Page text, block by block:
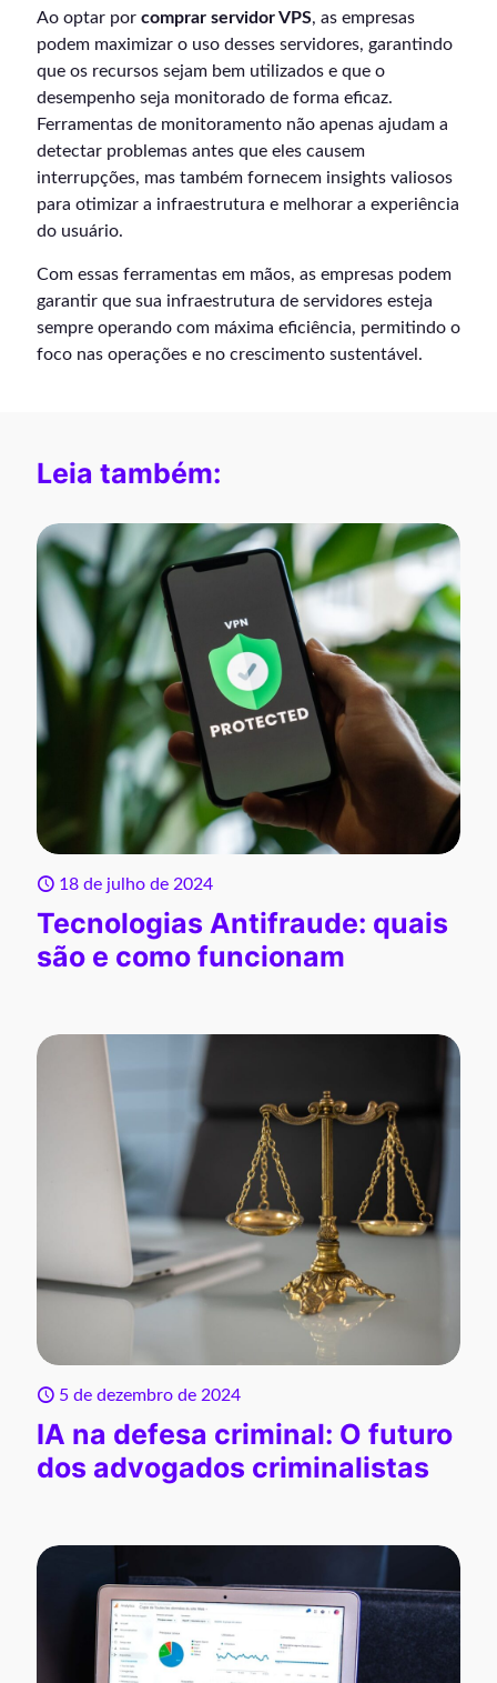
Ao optar por comprar servidor VPS, as empresas
podem maximizar o uso desses servidores, garantindo
que os recursos sejam bem utilizados e que o
desempenho seja monitorado de forma eficaz.
Ferramentas de monitoramento não apenas ajudam a
detectar problemas antes que eles causem
interrupções, mas também fornecem insights valiosos
para otimizar a infraestrutura e melhorar a experiência
do usuário.
Com essas ferramentas em mãos, as empresas podem
garantir que sua infraestrutura de servidores esteja
sempre operando com máxima eficiência, permitindo o
foco nas operações e no crescimento sustentável.
Leia também:
18 de julho de 2024
Tecnologias Antifraude: quais
são e como funcionam
5 de dezembro de 2024
IA na defesa criminal: O futuro
dos advogados criminalistas